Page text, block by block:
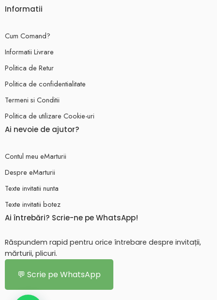
Informatii
Cum Comand?
Informatii Livrare
Politica de Retur
Politica de confidentialitate
Termeni si Conditii
Politica de utilizare Cookie-uri
Ai nevoie de ajutor?
Contul meu eMarturii
Despre eMarturii
Texte invitatii nunta
Texte invitatii botez
Ai întrebări? Scrie-ne pe WhatsApp!
Răspundem rapid pentru orice întrebare despre invitații,
mărturii, plicuri.
💬 Scrie pe WhatsApp